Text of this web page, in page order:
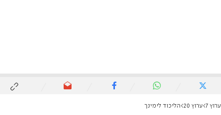
ערוץ 7 ערוץ 20 הליכוד לימינך